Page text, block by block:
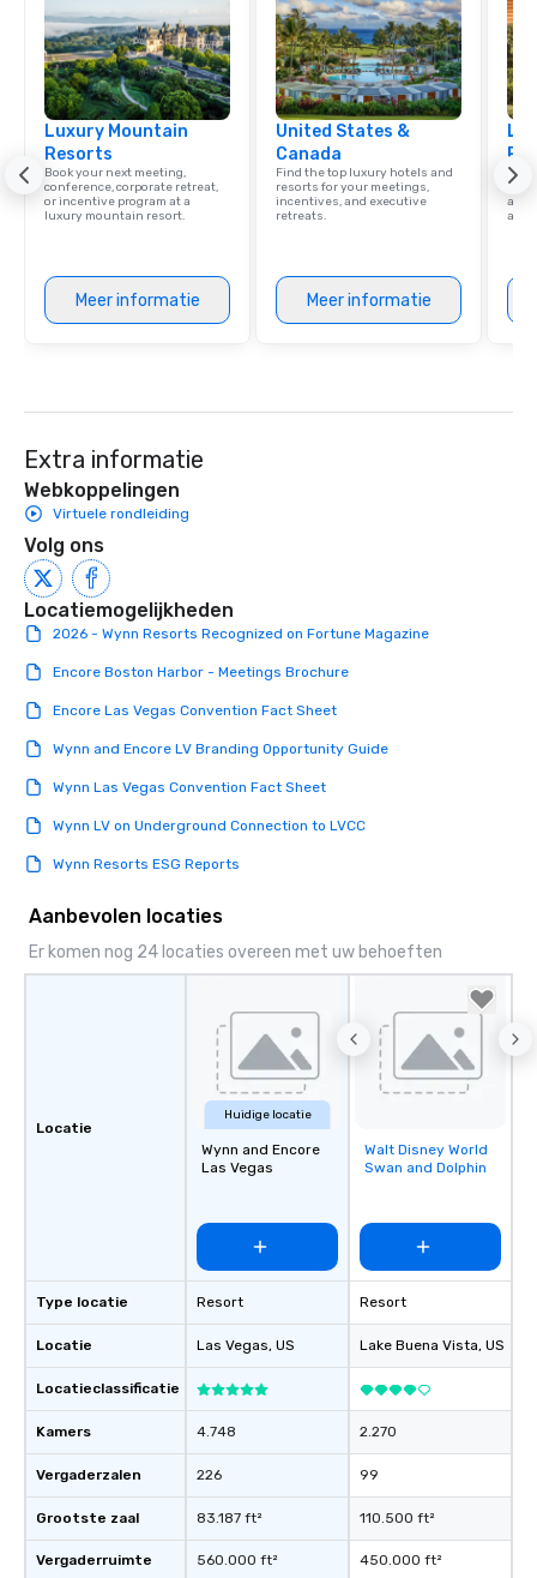
Luxury Mountain
Resorts
Book your next meeting,
conference, corporate retreat,
or incentive program at a
luxury mountain resort.
Meer informatie
United States &
Canada
Find the top luxury hotels and
resorts for your meetings,
incentives, and executive
retreats.
Meer informatie
with
and
Extra informatie
Webkoppelingen
Virtuele rondleiding
Volg ons
Locatiemogelijkheden
2026 - Wynn Resorts Recognized on Fortune Magazine
Encore Boston Harbor - Meetings Brochure
Encore Las Vegas Convention Fact Sheet
Wynn and Encore LV Branding Opportunity Guide
Wynn Las Vegas Convention Fact Sheet
Wynn LV on Underground Connection to LVCC
Wynn Resorts ESG Reports
Aanbevolen locaties
Er komen nog 24 locaties overeen met uw behoeften
Locatie
Type locatie
Locatie
Locatieclassificatie
Kamers
Vergaderzalen
Grootste zaal
Vergaderruimte
Huidige locatie
Wynn and Encore
Las Vegas
Resort
Las Vegas, US
4.748
226
83.187 ft²
560.000 ft²
Removed from
favorites
Walt Disney World
Swan and Dolphin
Resort
Lake Buena Vista, US
2.270
99
110.500 ft²
450.000 ft²